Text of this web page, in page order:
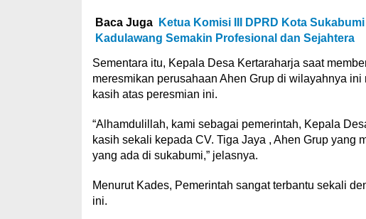
Baca Juga
Ketua Komisi III DPRD Kota
Kadulawang Semakin Profesional dan Sejahtera
Sementara itu, Kepala Desa Kertaraharja saat
meresmikan perusahaan Ahen Grup di wilayahnya
kasih atas peresmian ini.
“Alhamdulillah, kami sebagai pemerintah, Kepala
kasih sekali kepada CV. Tiga Jaya , Ahen Grup yang
yang ada di sukabumi,” jelasnya.
Menurut Kades, Pemerintah sangat terbantu sekali
ini.